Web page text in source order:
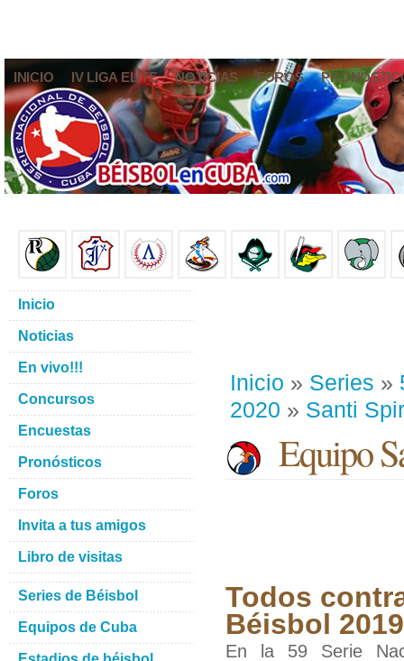
INICIO IV LIGA ELITE NOTICIAS FOROS
Inicio » Series »
2020 » Santi
Equipo
Todos
Béisbol
En la 59 Serie
Inicio
Noticias
En vivo!!!
Concursos
Encuestas
Pronósticos
Foros
Invita a tus amigos
Libro de visitas
Series de Béisbol
Equipos de Cuba